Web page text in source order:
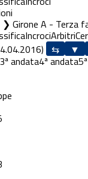
Girone A - Terza
IncrociArbitri
andata4ª andata